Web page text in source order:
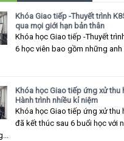
Khóa Giao tiếp -Thuyết trình
qua mọi giới hạn bản thân
Khóa học Giao tiếp -Thuyết
6 học viên bao gồm những
Khóa học Giao tiếp ứng xử thu
Hành trình nhiều kỉ niệm
Khóa học Giao tiếp ứng xử thu
đã kết thúc sau 6 buổi học với